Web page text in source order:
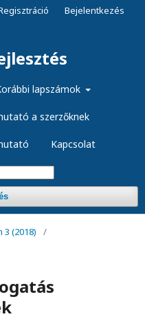
lapszámok
a szerzőknek
Kapcsolat
Bejelentkezés
3 (2018)
/